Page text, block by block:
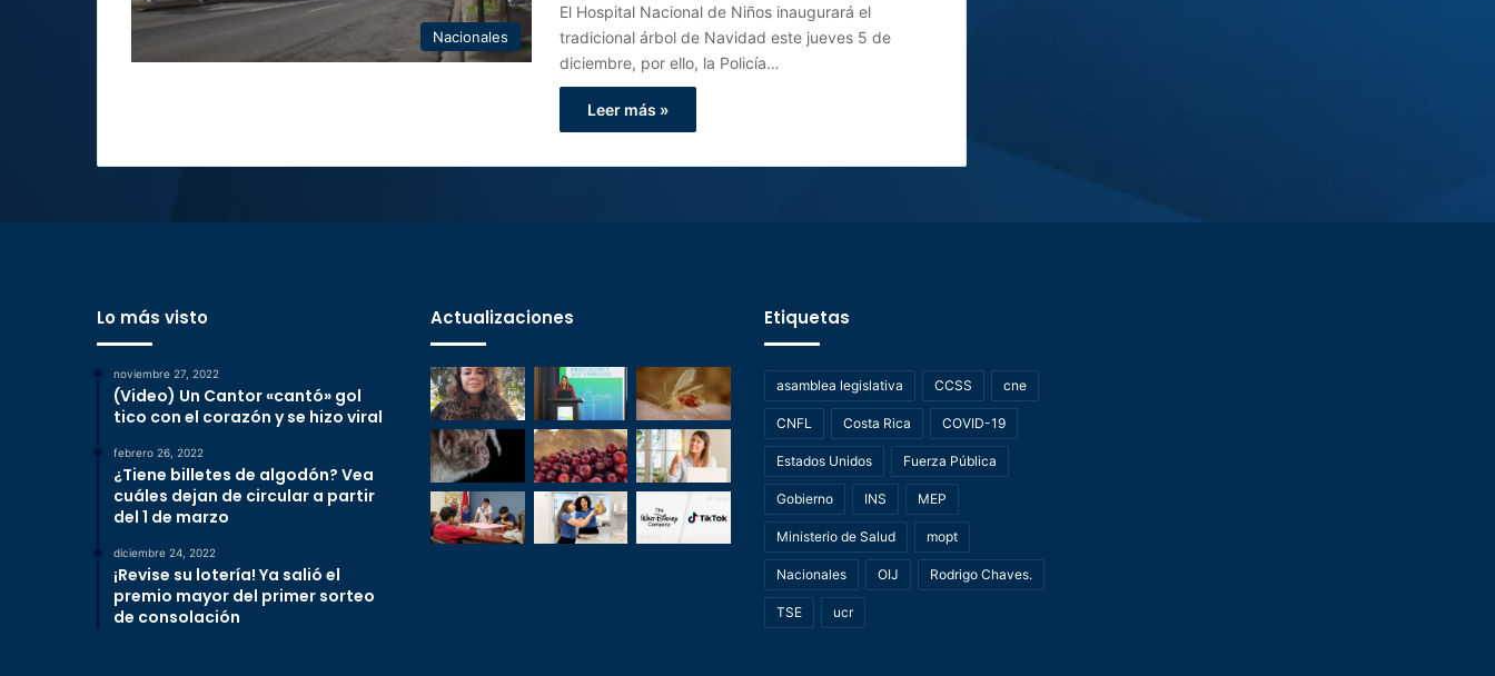
Nacionales
El Hospital Nacional de Niños inaugurará el
tradicional árbol de Navidad este jueves 5 de
diciembre, por ello, la Policía…
Leer más »
Lo más visto
noviembre 27, 2022
(Video) Un Cantor «cantó» gol
tico con el corazón y se hizo viral
febrero 26, 2022
¿Tiene billetes de algodón? Vea
cuáles dejan de circular a partir
del 1 de marzo
diciembre 24, 2022
¡Revise su lotería! Ya salió el
premio mayor del primer sorteo
de consolación
Actualizaciones Etiquetas
asamblea legislativa CCSS cne
CNFL Costa Rica COVID-19
Estados Unidos Fuerza Pública
Gobierno INS MEP
Ministerio de Salud mopt
Nacionales OIJ Rodrigo Chaves.
TSE ucr